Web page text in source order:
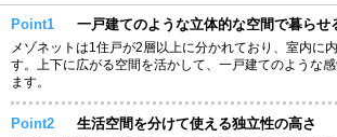
Point1 一戸建てのような立体的な空間で暮らせ
メゾネットは1住戸が2層以上に分かれており、室内に
す。上下に広がる空間を活かして、一戸建てのような
ます。
Point2 生活空間を分けて使える独立性の高さ